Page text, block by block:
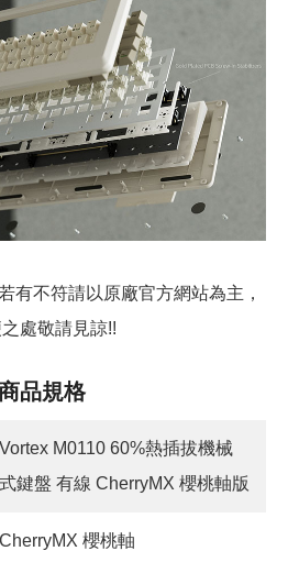
有不符請以原廠官方網站為主，
處敬請見諒!!
品規格
Vortex M0110 60%熱插拔機械
式鍵盤 有線 CherryMX 櫻桃軸版
CherryMX 櫻桃軸